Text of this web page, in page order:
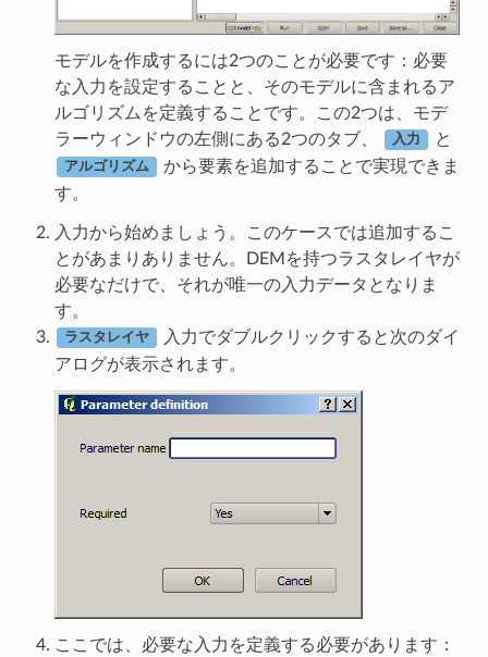
モデルを作成するには2つのことが必要です：必要
な入力を設定することと、そのモデルに含まれるア
ルゴリズムを定義することです。この2つは、モデ
ラーウィンドウの左側にある2つのタブ、
入力 と
アルゴリズム
から要素を追加することで実現できま
す。
入力から始めましょう。このケースでは追加するこ
とがあまりありません。DEMを持つラスタレイヤが
必要なだけで、それが唯一の入力データとなりま
す。
ラスタレイヤ
入力でダブルクリックすると次のダイ
アログが表示されます。
ここでは、必要な入力を定義する必要があります：